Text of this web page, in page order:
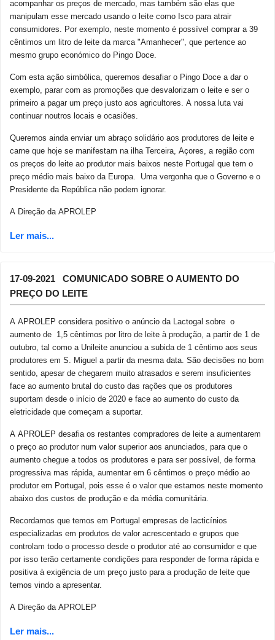
acompanhar os preços de mercado, mas também são elas que
manipulam esse mercado usando o leite como Isco para atrair
consumidores. Por exemplo, neste momento é possível comprar a 39
cêntimos um litro de leite da marca "Amanhecer", que pertence ao
mesmo grupo económico do Pingo Doce.
Com esta ação simbólica, queremos desafiar o Pingo Doce a dar o
exemplo, parar com as promoções que desvalorizam o leite e ser o
primeiro a pagar um preço justo aos agricultores. A nossa luta vai
continuar noutros locais e ocasiões.
Queremos ainda enviar um abraço solidário aos produtores de leite e
carne que hoje se manifestam na ilha Terceira, Açores, a região com
os preços do leite ao produtor mais baixos neste Portugal que tem o
preço médio mais baixo da Europa. Uma vergonha que o Governo e o
Presidente da República não podem ignorar.
A Direção da APROLEP
17-09-2021 COMUNICADO SOBRE O AUMENTO DO
PREÇO DO LEITE
A APROLEP considera positivo o anúncio da Lactogal sobre o
aumento de 1,5 cêntimos por litro de leite à produção, a partir de 1 de
outubro, tal como a Unileite anunciou a subida de 1 cêntimo aos seus
produtores em S. Miguel a partir da mesma data. São decisões no bom
sentido, apesar de chegarem muito atrasados e serem insuficientes
face ao aumento brutal do custo das rações que os produtores
suportam desde o início de 2020 e face ao aumento do custo da
eletricidade que começam a suportar.
A APROLEP desafia os restantes compradores de leite a aumentarem
o preço ao produtor num valor superior aos anunciados, para que o
aumento chegue a todos os produtores e para ser possível, de forma
progressiva mas rápida, aumentar em 6 cêntimos o preço médio ao
produtor em Portugal, pois esse é o valor que estamos neste momento
abaixo dos custos de produção e da média comunitária.
Recordamos que temos em Portugal empresas de lacticínios
especializadas em produtos de valor acrescentado e grupos que
controlam todo o processo desde o produtor até ao consumidor e que
por isso terão certamente condições para responder de forma rápida e
positiva à exigência de um preço justo para a produção de leite que
temos vindo a apresentar.
A Direção da APROLEP